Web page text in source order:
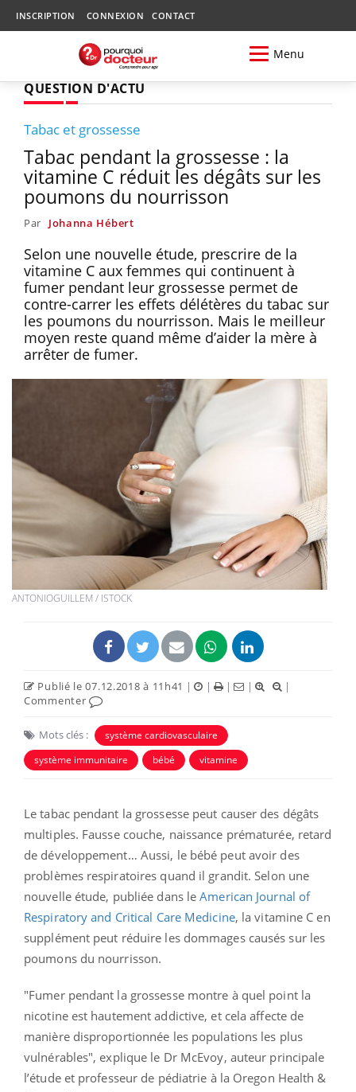
INSCRIPTION CONNEXION CONTACT
Menu
QUESTION D'ACTU
Tabac et grossesse
Tabac pendant la grossesse : la
vitamine C réduit les dégâts sur les
poumons du nourrisson
Par Johanna Hébert
Selon une nouvelle étude, prescrire de la
vitamine C aux femmes qui continuent à
fumer pendant leur grossesse permet de
contre-carrer les effets délétères du tabac sur
les poumons du nourrisson. Mais le meilleur
moyen reste quand même d’aider la mère à
arrêter de fumer.
ANTONIOGUILLEM / ISTOCK
Publié le 07.12.2018 à 11h41 | | | |
|
Commenter
Mots clés :
système cardiovasculaire
système immunitaire
bébé vitamine
Le tabac pendant la grossesse peut causer des dégâts
multiples. Fausse couche, naissance prématurée, retard
de développement… Aussi, le bébé peut avoir des
problèmes respiratoires quand il grandit. Selon une
nouvelle étude, publiée dans leAmerican Journal of
Respiratory and Critical Care Medicine, la vitamine C en
supplément peut réduire les dommages causés sur les
poumons du nourrisson.
"Fumer pendant la grossesse montre à quel point la
nicotine est hautement addictive, et cela affecte de
manière disproportionnée les populations les plus
vulnérables", explique le Dr McEvoy, auteur principale
l’étude et professeur de pédiatrie à la Oregon Health &